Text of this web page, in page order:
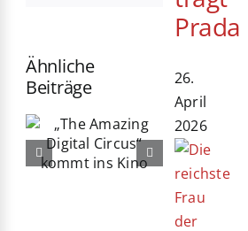
Ähnliche
Beiträge
76. Berlinale
eröffnet:
Michelle
Yeoh erhält
Ehrenbären
Prada
26.
April
2026